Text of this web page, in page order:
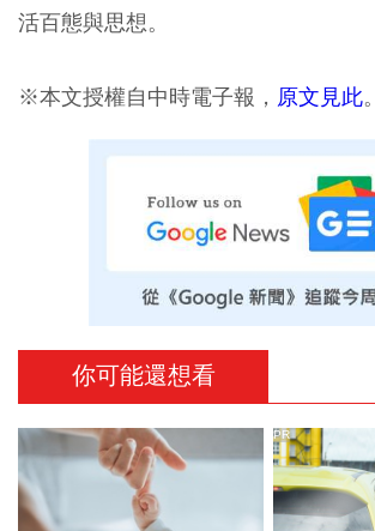
活百態與思想。
※本文授權自中時電子報， 原文見此。
你可能還想看
PR